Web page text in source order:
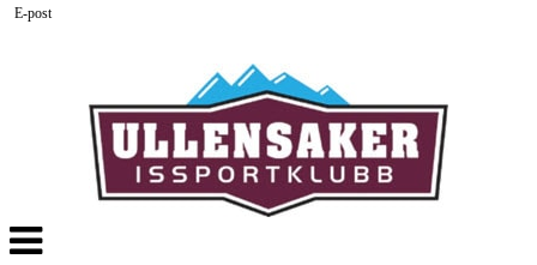
Veksle
navigasjon
E-post